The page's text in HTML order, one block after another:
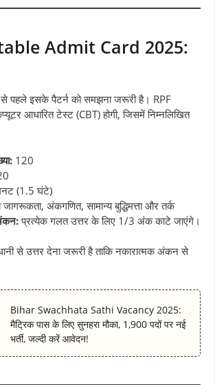
Admit Card 2025:
से पहले इसके पैटर्न को समझना जरूरी है। RPF
आधारित टेस्ट (CBT) होगी, जिसमें निम्नलिखित
120
(1.5 घंटे)
जागरूकता, अंकगणित, सामान्य बुद्धिमत्ता और तर्क
प्रत्येक गलत उत्तर के लिए 1/3 अंक काटे जाएंगे।
से उत्तर देना जरूरी है ताकि नकारात्मक अंकन से
Bihar Swachhata Sathi Vacancy 2025:
मैट्रिक पास के लिए सुनहरा मौका, 1,900 पदों पर नई
भर्ती, जल्दी करें आवेदन!